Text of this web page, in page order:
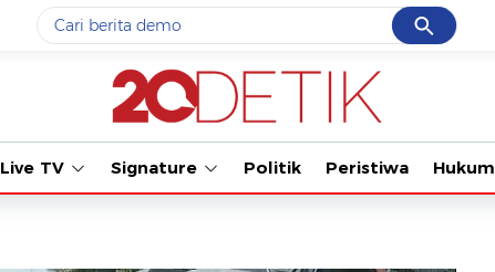
Cancel
Yang sedang ramai dicari
data live draw sgp
#3prabowo
#5demo
Tonton kabar
Live TV Signature Politik Peristiwa Hukum